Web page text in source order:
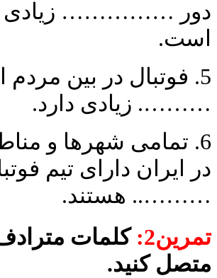
دور …………… زیادی
است.
5. فوتبال در بین مردم
………. زیادی دارد.
6. تمامی شهرها و
در ایران دارای تیم
……….. هستند.
تمرین2:
کلمات
متصل کنید.